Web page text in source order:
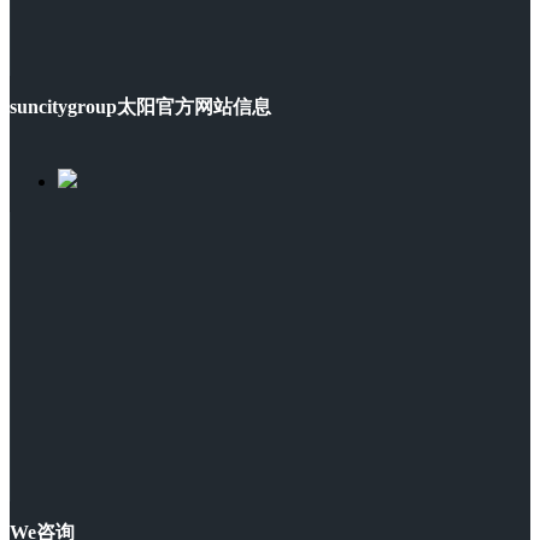
suncitygroup太阳官方网站信息
We咨询